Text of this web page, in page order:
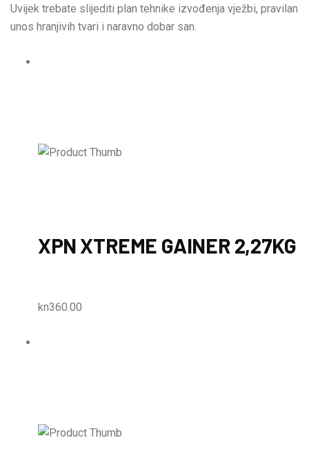
Uvijek trebate slijediti plan tehnike izvođenja vježbi, pravilan
unos hranjivih tvari i naravno dobar san.
XPN XTREME GAINER 2,27KG
kn360.00